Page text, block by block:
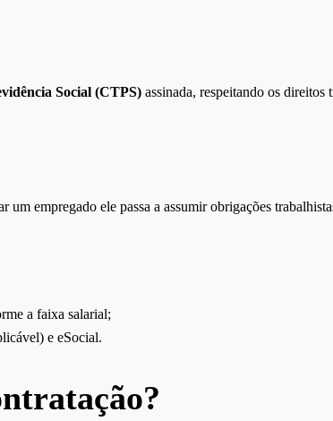
Social (CTPS) assinada, respeitando os
empregado ele passa a assumir obrigações
a faixa salarial;
e eSocial.